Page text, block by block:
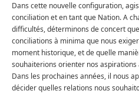
Dans cette nouvelle configuration,
conciliation et en tant que Nation. A
difficultés, déterminons de concert
conciliations à minima que nous
moment historique, et de quelle
souhaiterions orienter nos aspirations
Dans les prochaines années, il nous
décider quelles relations nous